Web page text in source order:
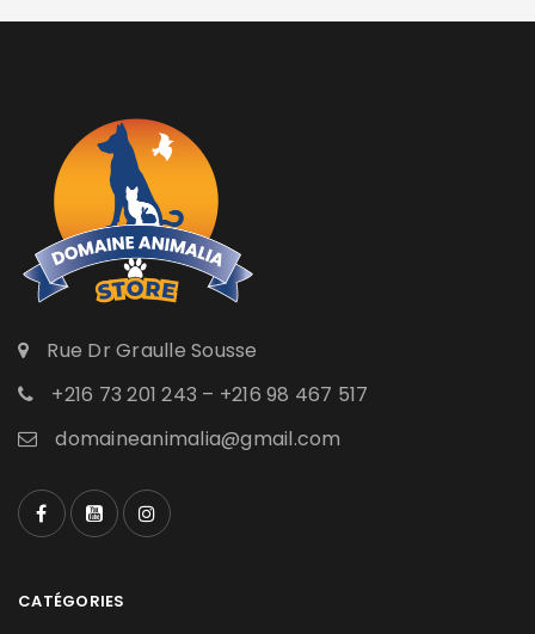
Rue Dr Graulle Sousse
+216 73 201 243 – +216 98 467 517
domaineanimalia@gmail.com
CATÉGORIES